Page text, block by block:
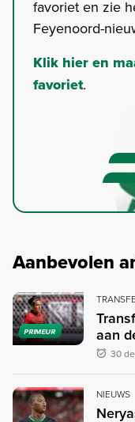
favoriet en zie
Feyenoord-
Klik hier en
favoriet.
Aanbevolen
PRIMEUR
aan
30
NIEUWS